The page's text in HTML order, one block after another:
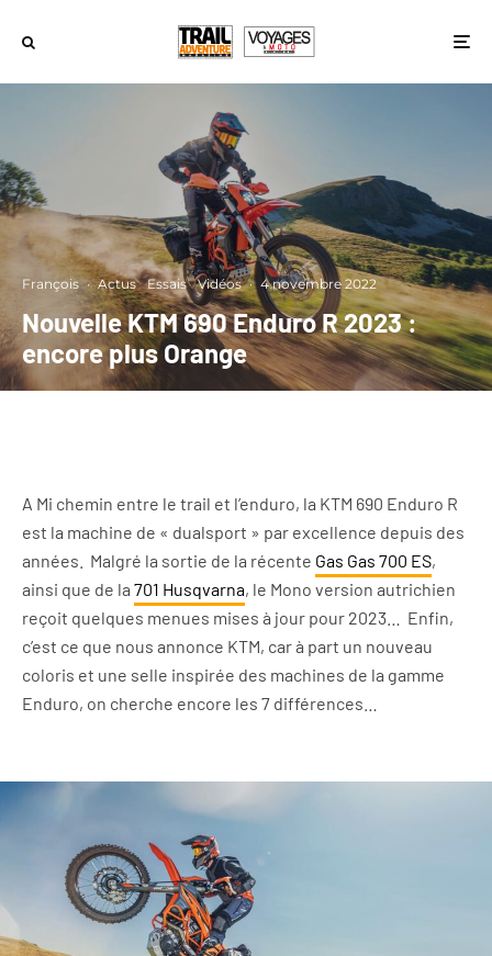
François · Actus Essais Vidéos · 4 novembre 2022
Nouvelle KTM 690 Enduro R 2023 :
encore plus Orange
A Mi chemin entre le trail et l’enduro, la KTM 690 Enduro R
est la machine de « dualsport » par excellence depuis des
années. Malgré la sortie de la récente Gas Gas 700 ES,
ainsi que de la 701 Husqvarna, le Mono version autrichien
reçoit quelques menues mises à jour pour 2023… Enfin,
c’est ce que nous annonce KTM, car à part un nouveau
coloris et une selle inspirée des machines de la gamme
Enduro, on cherche encore les 7 différences…